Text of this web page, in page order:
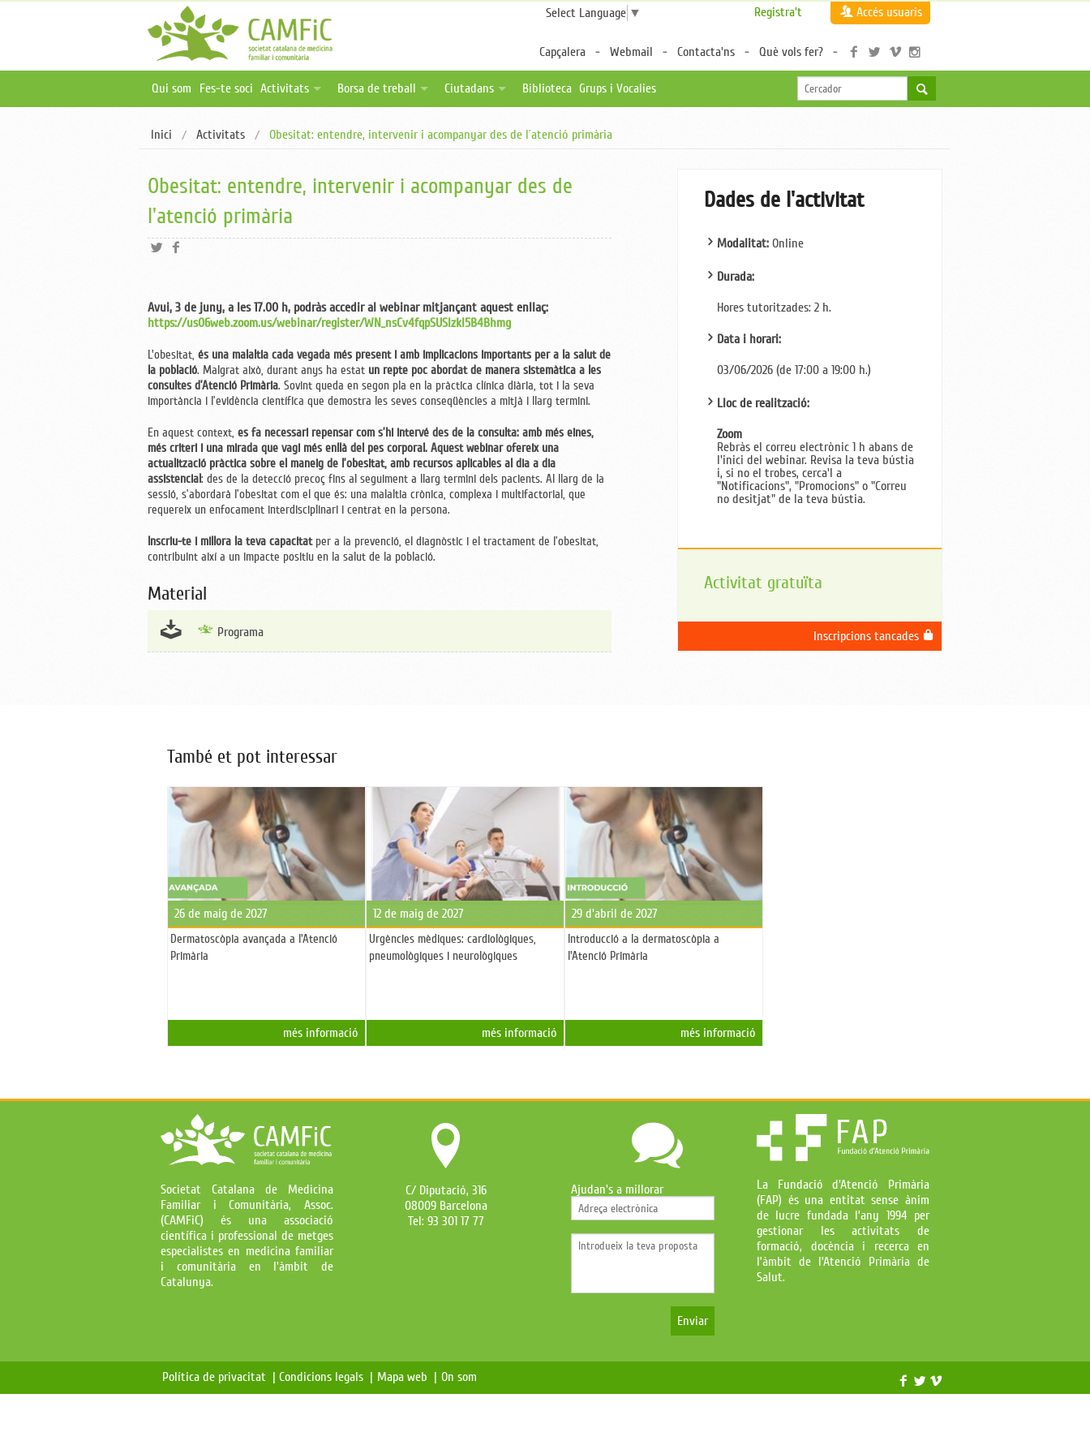
Select Language ▼ Registra't Accés usuaris
Capçalera Webmail Contacta'ns Què vols fer?
Qui som Fes-te soci Activitats
Activitats online i a distància
Borsa de treball
Publica una oferta
Ciutadans
Associacions de pacients
Biblioteca Grups i Vocalies
Inici Activitats Obesitat: entendre, intervenir i acompanyar des de l´atenció primària
Obesitat: entendre, intervenir i acompanyar des de
l'atenció primària
Avui, 3 de juny, a les 17.00 h, podràs accedir al webinar mitjançant aquest enllaç:
https://us06web.zoom.us/webinar/register/WN_nsCv4fqpSUSlzkI5B4Bhmg
L'obesitat, és una malaltia cada vegada més present i amb implicacions importants per a la salut de
la població. Malgrat això, durant anys ha estat un repte poc abordat de manera sistemàtica a les
consultes d’Atenció Primària. Sovint queda en segon pla en la pràctica clínica diària, tot i la seva
importància i l’evidència científica que demostra les seves conseqüències a mitjà i llarg termini.
En aquest context, es fa necessari repensar com s’hi intervé des de la consulta: amb més eines,
més criteri i una mirada que vagi més enllà del pes corporal. Aquest webinar ofereix una
actualització pràctica sobre el maneig de l’obesitat, amb recursos aplicables al dia a dia
assistencial: des de la detecció precoç fins al seguiment a llarg termini dels pacients. Al llarg de la
sessió, s’abordarà l’obesitat com el que és: una malaltia crònica, complexa i multifactorial, que
requereix un enfocament interdisciplinari i centrat en la persona.
Inscriu-te i millora la teva capacitatper a la prevenció, el diagnòstic i el tractament de l’obesitat,
contribuint així a un impacte positiu en la salut de la població.
Material
Programa
Dades de l'activitat
Modalitat:Online
Durada:
Hores tutoritzades: 2 h.
Data i horari:
03/06/2026 (de 17:00 a 19:00 h.)
Lloc de realització:
Zoom
Rebràs el correu electrònic 1 h abans de
l'inici del webinar. Revisa la teva bústia
i, si no el trobes, cerca'l a
"Notificacions", "Promocions" o "Correu
no desitjat" de la teva bústia.
Activitat gratuïta
Inscripcions tancades
També et pot interessar
26 de maig de 2027
Dermatoscòpia avançada a l'Atenció
Primària
més informació
12 de maig de 2027
Urgències mèdiques: cardiològiques,
pneumològiques i neurològiques
més informació
29 d'abril de 2027
Introducció a la dermatoscòpia a
l'Atenció Primària
més informació
Societat Catalana de Medicina
Familiar i Comunitària, Assoc.
(CAMFiC) és una associació
científica i professional de metges
especialistes en medicina familiar
i comunitària en l'àmbit de
Catalunya.
C/ Diputació, 316
08009 Barcelona
Tel: 93 301 17 77
Ajudan's a millorar
Enviar
La Fundació d'Atenció Primària
(FAP) és una entitat sense ànim
de lucre fundada l’any 1994 per
gestionar les activitats de
formació, docència i recerca en
l’àmbit de l’Atenció Primària de
Salut.
Política de privacitat | Condicions legals | Mapa web | On som